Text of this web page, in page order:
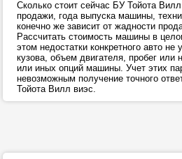
Сколько стоит сейчас БУ Тойота
продажи, года выпуска машины,
конечно же зависит от жадности
Рассчитать стоимость машины в
этом недостатки конкретного авто
кузова, объем двигателя, пробег или
или иных опций машины. Учет этих
невозможным получение точного
Тойота Вилл виэс.